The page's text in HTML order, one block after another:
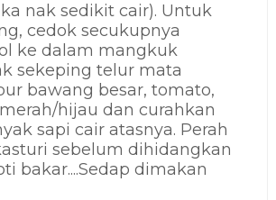
nak sedikit cair). Untuk
cedok secukupnya
ke dalam mangkuk
sekeping telur mata
bawang besar, tomato,
hijau dan curahkan
sapi cair atasnya. Perah
sebelum dihidangkan
bakar....Sedap dimakan